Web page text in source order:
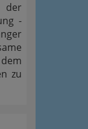
-
zu